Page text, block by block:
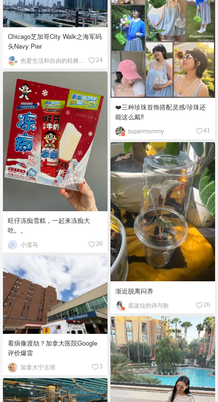
❤️三种珍珠首饰搭配灵感/珍珠还
能这么戴‼️
supermommy 41
Chicago芝加哥City Walk之海军码
头Navy Pier
24
旺仔冻痴雪糕，一起来冻痴大
吃。。
小濡马 20
渐近脱离闷养
底波拉的诗与歌 26
看病像渡劫？加拿大医院Google
评价爆雷
加拿大宁古塔 3